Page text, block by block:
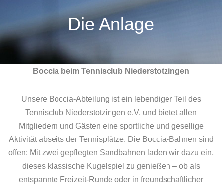
Die Anlage
Boccia beim Tennisclub Niederstotzingen
Unsere Boccia‑Abteilung ist ein lebendiger Teil des
Tennisclub Niederstotzingen e.V. und bietet allen
Mitgliedern und Gästen eine sportliche und gesellige
Aktivität abseits der Tennisplätze. Die Boccia‑Bahnen sind
offen: Mit zwei gepflegten Sandbahnen laden wir dazu ein,
dieses klassische Kugelspiel zu genießen – ob als
entspannte Freizeit‑Runde oder in freundschaftlicher